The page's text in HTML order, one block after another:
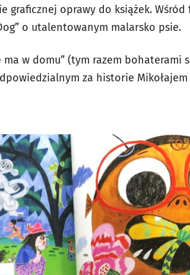
graficznej oprawy do książek. Wśród
o utalentowanym malarsko psie.
ma w domu” (tym razem bohaterami
za historie